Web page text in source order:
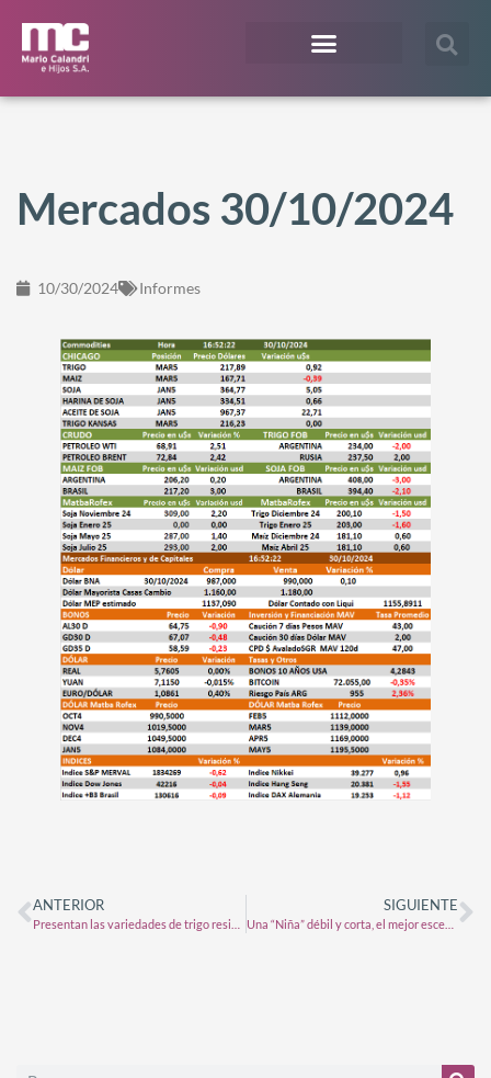
Mercados 30/10/2024
10/30/2024 Informes
ANTERIOR SIGUIENTE
Una “Niña” débil y corta, el mejor escenario pluvial que se podía prever